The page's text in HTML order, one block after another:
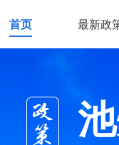
首页 最新政